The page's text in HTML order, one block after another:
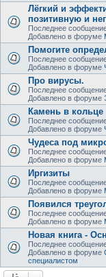
Лёгкий и
позитивную и
Последнее
Добавлено в форуме
Помогите
Последнее
Добавлено в форуме
Про вирусы.
Последнее
Добавлено в форуме
Камень в кольце
Последнее
Добавлено в форуме
Чудеса под
Последнее
Добавлено в форуме
Иргизиты
Последнее
Добавлено в форуме
Появился
Последнее
Добавлено в форуме
Новая книга -
Последнее
Добавлено в форуме
специалистом